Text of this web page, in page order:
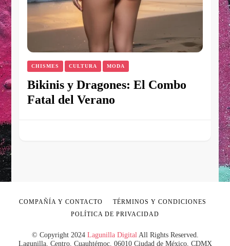
CHISMES CULTURA MODA
Bikinis y Dragones: El Combo
Fatal del Verano
© Copyright 2024 Lagunilla Digital All Rights Reserved.
Lagunilla, Centro, Cuauhtémoc, 06010 Ciudad de México, CDMX
COMPAÑÍA Y CONTACTO
TÉRMINOS Y CONDICIONES
POLÍTICA DE PRIVACIDAD